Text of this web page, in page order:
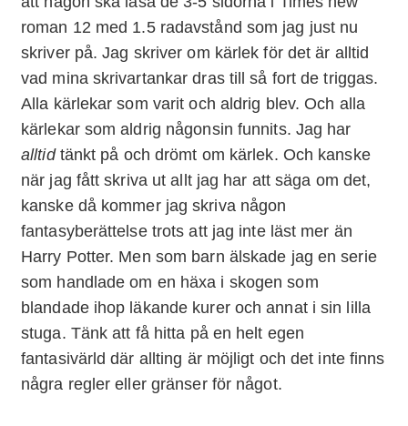
roman 12 med 1.5 radavstånd som jag just nu
skriver på. Jag skriver om kärlek för det är alltid
vad mina skrivartankar dras till så fort de triggas.
Alla kärlekar som varit och aldrig blev. Och alla
kärlekar som aldrig någonsin funnits. Jag har
alltidtänkt på och drömt om kärlek. Och kanske
när jag fått skriva ut allt jag har att säga om det,
kanske då kommer jag skriva någon
fantasyberättelse trots att jag inte läst mer än
Harry Potter. Men som barn älskade jag en serie
som handlade om en häxa i skogen som
blandade ihop läkande kurer och annat i sin lilla
stuga. Tänk att få hitta på en helt egen
fantasivärld där allting är möjligt och det inte finns
några regler eller gränser för något.